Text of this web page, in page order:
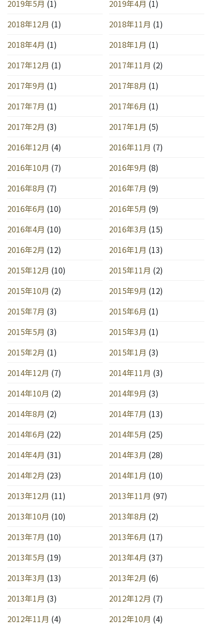
2019年5月 (1) 2019年4月 (1)
2018年12月 (1) 2018年11月 (1)
2018年4月 (1) 2018年1月 (1)
2017年12月 (1) 2017年11月 (2)
2017年9月 (1) 2017年8月 (1)
2017年7月 (1) 2017年6月 (1)
2017年2月 (3) 2017年1月 (5)
2016年12月 (4) 2016年11月 (7)
2016年10月 (7) 2016年9月 (8)
2016年8月 (7) 2016年7月 (9)
2016年6月 (10) 2016年5月 (9)
2016年4月 (10) 2016年3月 (15)
2016年2月 (12) 2016年1月 (13)
2015年12月 (10) 2015年11月 (2)
2015年10月 (2) 2015年9月 (12)
2015年7月 (3) 2015年6月 (1)
2015年5月 (3) 2015年3月 (1)
2015年2月 (1) 2015年1月 (3)
2014年12月 (7) 2014年11月 (3)
2014年10月 (2) 2014年9月 (3)
2014年8月 (2) 2014年7月 (13)
2014年6月 (22) 2014年5月 (25)
2014年4月 (31) 2014年3月 (28)
2014年2月 (23) 2014年1月 (10)
2013年12月 (11) 2013年11月 (97)
2013年10月 (10) 2013年8月 (2)
2013年7月 (10) 2013年6月 (17)
2013年5月 (19) 2013年4月 (37)
2013年3月 (13) 2013年2月 (6)
2013年1月 (3) 2012年12月 (7)
2012年11月 (4) 2012年10月 (4)